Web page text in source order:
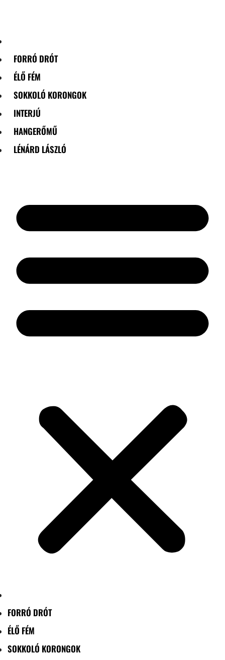
FORRÓ DRÓT
ÉLŐ FÉM
SOKKOLÓ KORONGOK
INTERJÚ
HANGERŐMŰ
LÉNÁRD LÁSZLÓ
FORRÓ DRÓT
ÉLŐ FÉM
SOKKOLÓ KORONGOK